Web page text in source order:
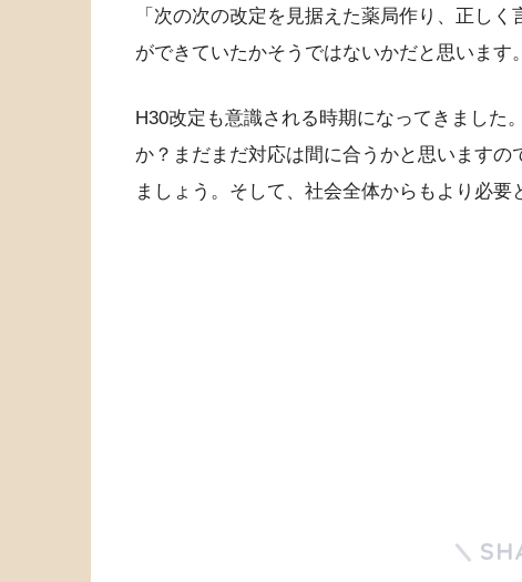
「次の次の改定を見据えた薬局作り、正しく
ができていたかそうではないかだと思います。
H30改定も意識される時期になってきました
か？まだまだ対応は間に合うかと思います
ましょう。そして、社会全体からもより必要